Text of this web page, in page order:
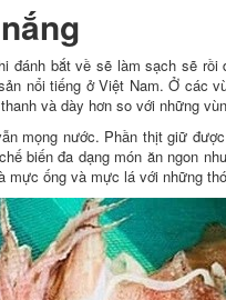
bắt về sẽ làm sạch sẽ rồi
nổi tiếng ở Việt Nam. Ở các
và dày hơn so với những
mọng nước. Phần thịt giữ
biến đa dạng món ăn ngon
mực ống và mực lá với những